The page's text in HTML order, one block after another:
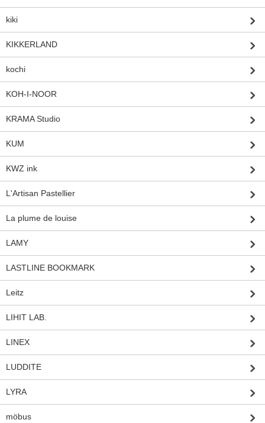
kiki
KIKKERLAND
kochi
KOH-I-NOOR
KRAMA Studio
KUM
KWZ ink
L'Artisan Pastellier
La plume de louise
LAMY
LASTLINE BOOKMARK
Leitz
LIHIT LAB.
LINEX
LUDDITE
LYRA
möbus